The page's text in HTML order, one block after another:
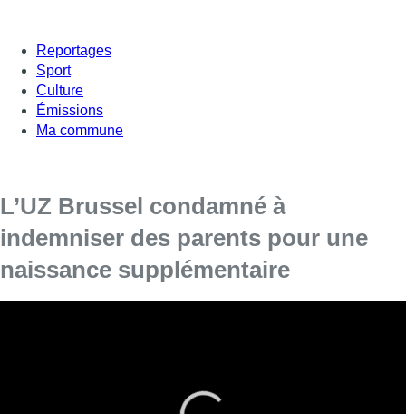
Reportages
Sport
Culture
Émissions
Ma commune
L’UZ Brussel condamné à
indemniser des parents pour une
naissance supplémentaire
Le couple avait commandé un embryon à la clinique de fertilité